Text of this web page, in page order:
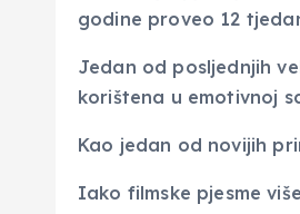
godine proveo 12
Jedan od posljednjih
korištena u emotivnoj
Kao jedan od novijih
Iako filmske pjesme